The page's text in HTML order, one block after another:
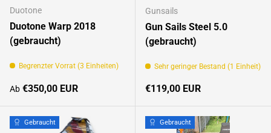
Duotone
Duotone Warp 2018
(gebraucht)
Begrenzter Vorrat (3 Einheiten)
Normaler Preis
Ab €350,00 EUR
Gunsails
Gun Sails Steel 5.0
(gebraucht)
Sehr geringer Bestand (1 Einheit)
Normaler Preis
€119,00 EUR
Gebraucht Gebraucht